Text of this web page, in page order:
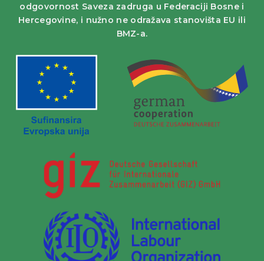
odgovornost Saveza zadruga u Federaciji Bosne i
Hercegovine, i nužno ne odražava stanovišta EU ili
BMZ-a.